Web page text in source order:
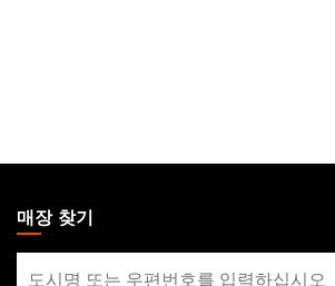
THE
GATHERING
FOOTER
매장 찾기